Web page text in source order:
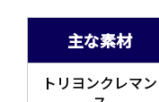
主な素材
トリヨンクレマン